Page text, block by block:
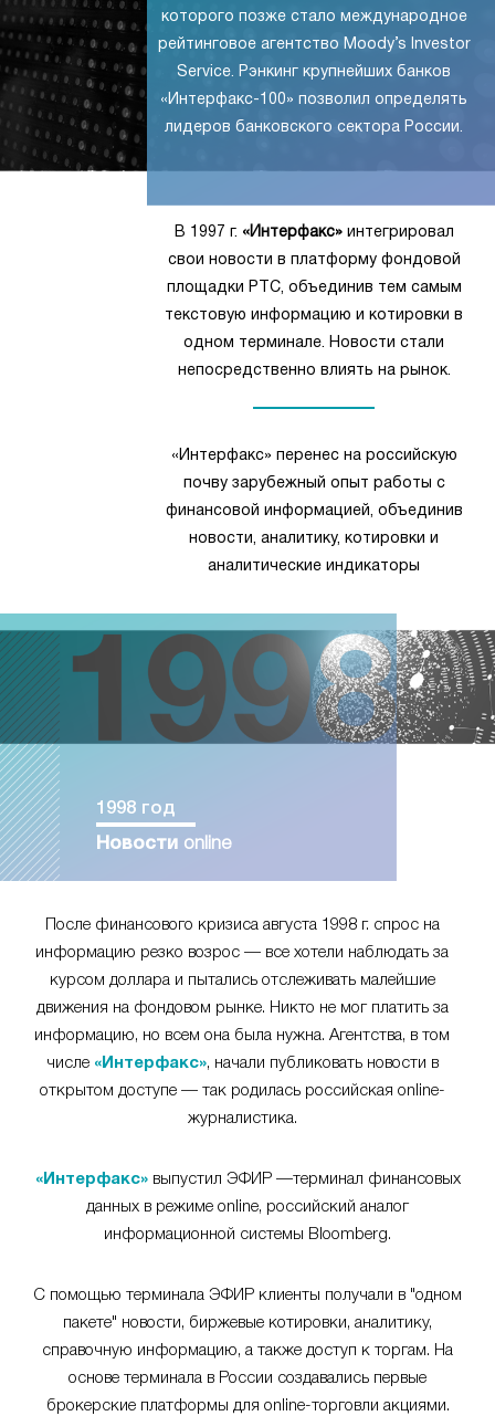
которого позже стало международное
рейтинговое агентство Moody’s Investor
Service. Рэнкинг крупнейших банков
«Интерфакс-100» позволил определять
лидеров банковского сектора России.
В 1997 г. «Интерфакс»интегрировал
свои новости в платформу фондовой
площадки РТС, объединив тем самым
текстовую информацию и котировки в
одном терминале. Новости стали
непосредственно влиять на рынок.
«Интерфакс» перенес на российскую
почву зарубежный опыт работы с
финансовой информацией, объединив
новости, аналитику, котировки и
аналитические индикаторы
1998 год
Новости online
После финансового кризиса августа 1998 г. спрос на
информацию резко возрос — все хотели наблюдать за
курсом доллара и пытались отслеживать малейшие
движения на фондовом рынке. Никто не мог платить за
информацию, но всем она была нужна. Агентства, в том
числе «Интерфакс», начали публиковать новости в
открытом доступе — так родилась российская online-
журналистика.
«Интерфакс»выпустил ЭФИР —терминал финансовых
данных в режиме online, российский аналог
информационной системы Bloomberg.
С помощью терминала ЭФИР клиенты получали в "одном
пакете" новости, биржевые котировки, аналитику,
справочную информацию, а также доступ к торгам. На
основе терминала в России создавались первые
брокерские платформы для online-торговли акциями.